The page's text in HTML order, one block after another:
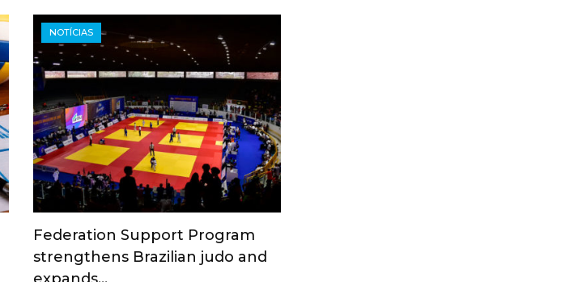
NOTÍCIAS
Federation Support Program
strengthens Brazilian judo and